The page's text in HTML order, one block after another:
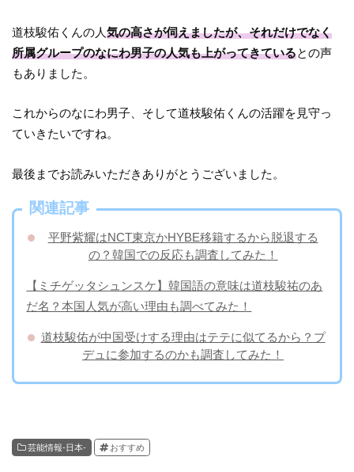
道枝駿佑くんの人気の高さが伺えましたが、それだけでなく
所属グループのなにわ男子の人気も上がってきているとの声
もありました。
これからのなにわ男子、そして道枝駿佑くんの活躍を見守っ
ていきたいですね。
最後までお読みいただきありがとうございました。
関連記事
平野紫耀はNCT東京かHYBE移籍するから脱退する
の？韓国での反応も調査してみた！
【ミチゲッタシュンスケ】韓国語の意味は道枝駿祐のあ
だ名？本国人気が高い理由も調べてみた！
道枝駿佑が中国受けする理由はテテに似てるから？プ
デュに参加するのかも調査してみた！
芸能情報-日本- おすすめ